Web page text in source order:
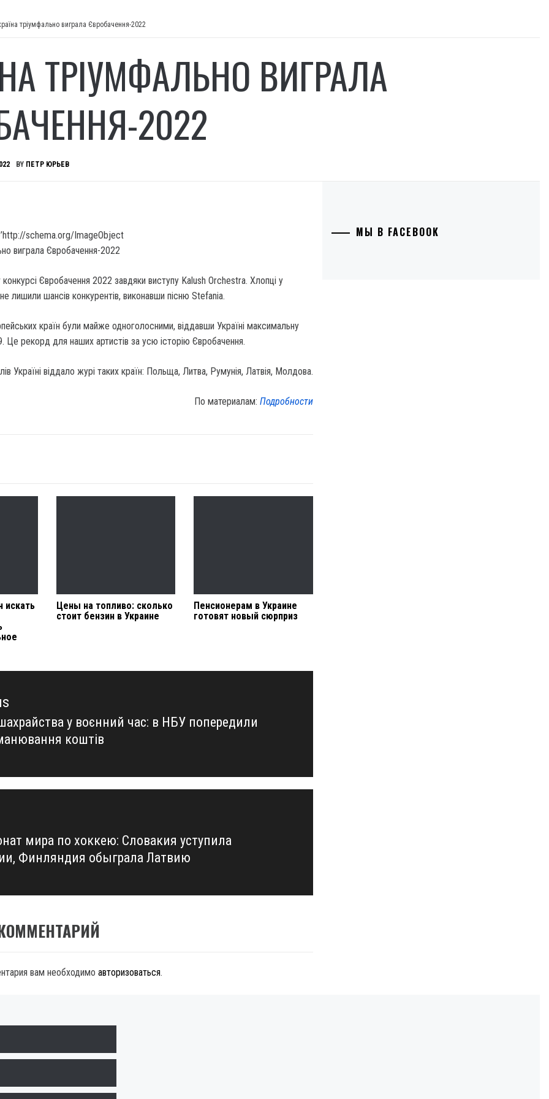
тріумфально виграла Євробачення-2022
ТРІУМФАЛЬНО ВИГРАЛА
2022
BY ПЕТР ЮРЬЕВ
schema.org/ImageObject
Євробачення 2022 завдяки виступу Kalush Orchestra. Хлопці у
лишили шансів конкурентів, виконавши пісню Stefania.
країн були майже одноголосними, віддавши Україні максимальну
Це рекорд для наших артистів за усю історію Євробачення.
Україні віддало журі таких країн: Польща, Литва, Румунія, Латвія, Молдова.
По материалам:Подробности
искать
Цены на топливо: сколько
стоит бензин в Украине
Пенсионерам в Украине
готовят новый сюрприз
у воєнний час: в НБУ попередили
коштів
мира по хоккею: Словакия уступила
Финляндия обыграла Латвию
вам необходимо авторизоваться.
МЫ В FACEBOOK